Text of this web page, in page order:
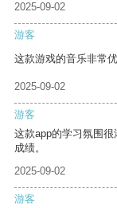
2025-09-02
游客
这款游戏的音乐非常
2025-09-02
游客
这款app的学习氛围
成绩。
2025-09-02
游客